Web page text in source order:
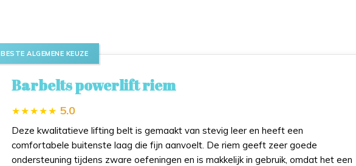
BESTE ALGEMENE KEUZE
Barbelts powerlift riem
5.0
Deze kwalitatieve lifting belt is gemaakt van stevig leer en heeft een
comfortabele buitenste laag die fijn aanvoelt. De riem geeft zeer goede
ondersteuning tijdens zware oefeningen en is makkelijk in gebruik, omdat het een